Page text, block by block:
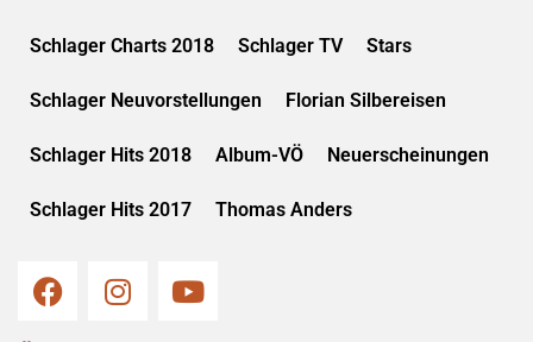
Schlager Charts 2018 Schlager TV Stars
Schlager Neuvorstellungen Florian Silbereisen
Schlager Hits 2018 Album-VÖ Neuerscheinungen
Schlager Hits 2017 Thomas Anders